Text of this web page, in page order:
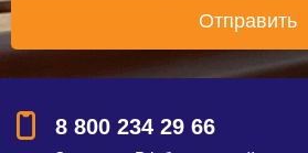
8 800 234 29 66